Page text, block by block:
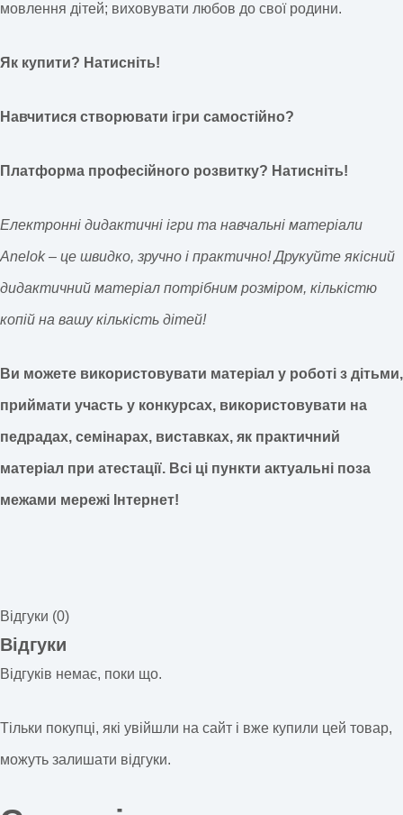
мовлення дітей; виховувати любов до свої родини.
Як купити? Натисніть!
Навчитися створювати ігри самостійно?
Платформа професійного розвитку? Натисніть!
Електронні дидактичні ігри та навчальні матеріали
Anelok – це швидко, зручно і практично! Друкуйте якісний
дидактичний матеріал потрібним розміром, кількістю
копій на вашу кількість дітей!
Ви можете використовувати матеріал у роботі з дітьми,
приймати участь у конкурсах, використовувати на
педрадах, семінарах, виставках, як практичний
матеріал при атестації. Всі ці пункти актуальні поза
межами мережі Інтернет!
Відгуки (0)
Відгуки
Відгуків немає, поки що.
Тільки покупці, які увійшли на сайт і вже купили цей товар,
можуть залишати відгуки.